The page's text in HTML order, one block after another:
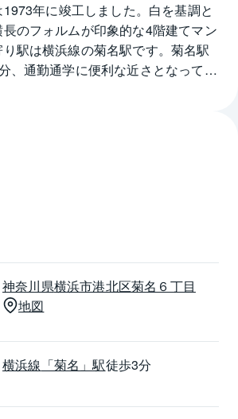
年に竣工しました。白を基調と
のフォルムが印象的な4階建てマン
駅は横浜線の菊名駅です。菊名駅
、通勤通学に便利な近さとなってい
谷駅へ約20分となっています。
にあるので毎日の買い物に困ること
重桜の名所として知られています。
はシングルが住むのに適したプラ
。共用部にメールボックスを設置
数はたっていますがきれいに保たれ
神奈川県横浜市港北区菊名６丁目
地図
横浜線 「菊名」駅徒歩3分